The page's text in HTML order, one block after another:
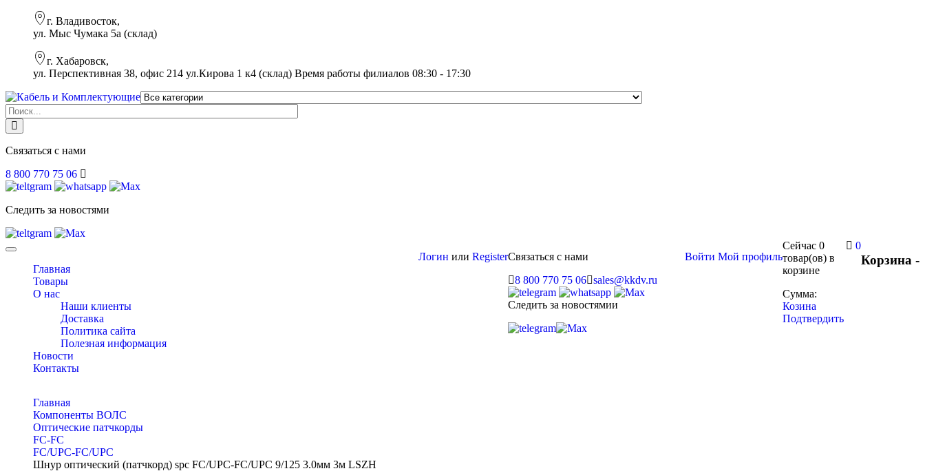
г. Владивосток,
ул. Мыс Чумака 5а (склад)
г. Хабаровск,
ул. Перспективная 38, офис 214 ул.Кирова 1 к4 (склад) Время работы филиалов 08:30 - 17:30
Связаться с нами
8 800 770 75 06
Следить за новостями
Корзина -
0
Сейчас 0
товар(ов) в
корзине
Сумма:
Козина
Подтвердить
Войти Мой профиль
Связаться с нами
8 800 770 75 06 sales@kkdv.ru
Следить за новостямии
Toggle
navigationГлавная
Товары
О нас
Наши клиенты
Доставка
Политика сайта
Полезная информация
Новости
Контакты
Логин или Register
Главная
Компоненты ВОЛС
Оптические патчкорды
FC-FC
FC/UPC-FC/UPC
Шнур оптический (патчкорд) spc FC/UPC-FC/UPC 9/125 3.0мм 3м LSZH